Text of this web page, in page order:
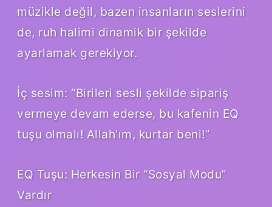
müzikle değil, bazen insanların seslerini
de, ruh halimi dinamik bir şekilde
ayarlamak gerekiyor.
İç sesim: “Birileri sesli şekilde sipariş
vermeye devam ederse, bu kafenin EQ
tuşu olmalı! Allah’ım, kurtar beni!”
EQ Tuşu: Herkesin Bir “Sosyal Modu”
Vardır